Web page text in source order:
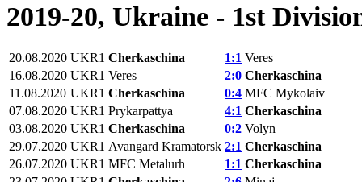
2019-20, Ukraine - 1st
20.08.2020 UKR1 Cherkaschina 1:1 Veres
16.08.2020 UKR1 Veres 2:0 Cherkaschina
11.08.2020 UKR1 Cherkaschina 0:4 MFC Mykolaiv
07.08.2020 UKR1 Prykarpattya 4:1 Cherkaschina
03.08.2020 UKR1 Cherkaschina 0:2 Volyn
29.07.2020 UKR1 Avangard Kramatorsk 2:1 Cherkaschina
26.07.2020 UKR1 MFC Metalurh 1:1 Cherkaschina